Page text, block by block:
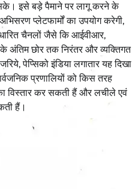
इसे बड़े पैमाने पर लागू करने के
प्लेटफार्मों का उपयोग करेगी,
चैनलों जैसे कि आईवीआर,
छोर तक निरंतर और व्यक्तिगत
पेप्सिको इंडिया लगातार यह दिखा
प्रणालियों को किस तरह
विस्तार कर सकती हैं और लचीले एवं
हैं।